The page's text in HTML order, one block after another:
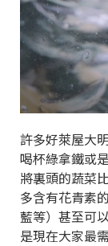
許多好萊屋大
喝杯綠拿鐵或
將裏頭的蔬菜
多含有花青素
藍等）甚至可
是現在大家最